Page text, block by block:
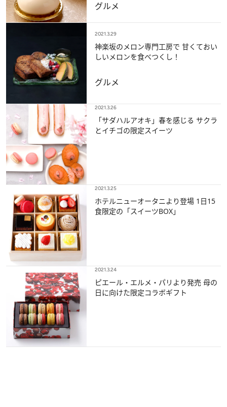
グルメ
2021.3.29
神楽坂のメロン専門工房で 甘くておい
しいメロンを食べつくし！
グルメ
2021.3.26
「サダハルアオキ」春を感じる サクラ
とイチゴの限定スイーツ
2021.3.25
ホテルニューオータニより登場 1日15
食限定の「スイーツBOX」
2021.3.24
ピエール・エルメ・パリより発売 母の
日に向けた限定コラボギフト